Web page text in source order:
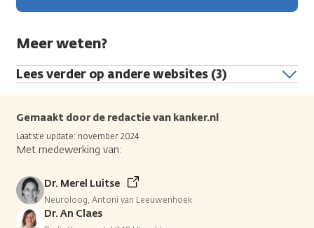
Meer weten?
Lees verder op andere websites (3)
Gemaakt door de redactie van kanker.nl
Laatste update: november 2024
Met medewerking van:
Dr. Merel Luitse
Neuroloog, Antoni van Leeuwenhoek
Dr. An Claes